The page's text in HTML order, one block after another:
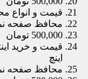
قیمت و انواع
محافظ صفحه نمایش
500,000 تومان
اینچ
محافظ صفحه نمایش